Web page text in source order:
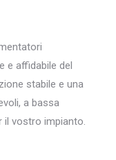
e affidabile del
stabile e una
a bassa
vostro impianto.